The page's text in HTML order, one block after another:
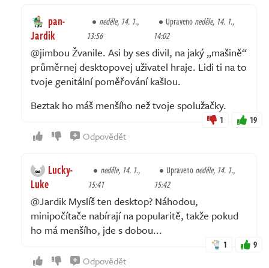
pan-
Jardik
neděle, 14. 1.,
13:56
Upravenoneděle, 14. 1.,
14:02
@jimbou Žvanile. Asi by ses divil, na jaký „mašině“
průměrnej desktopovej uživatel hraje. Lidi ti na to
tvoje genitální poměřování kašlou.
Beztak ho máš menšího než tvoje spolužačky.
1 19
Odpovědět
Lucky-
Luke
neděle, 14. 1.,
15:41
Upravenoneděle, 14. 1.,
15:42
@Jardik Myslíš ten desktop? Náhodou,
minipočítače nabírají na popularitě, takže pokud
ho má menšího, jde s dobou...
1 9
Odpovědět